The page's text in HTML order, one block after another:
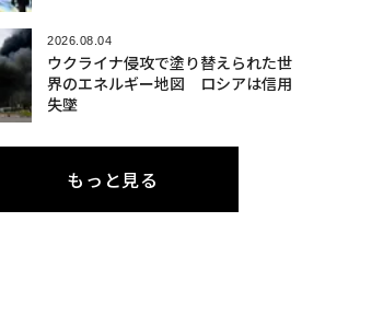
2026.08.04
ウクライナ侵攻で塗り替えられた世
界のエネルギー地図 ロシアは信用
失墜
もっと見る